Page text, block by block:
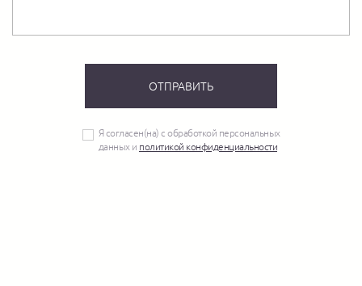
Я согласен(на) с обработкой персональных
данных и политикой конфиденциальности